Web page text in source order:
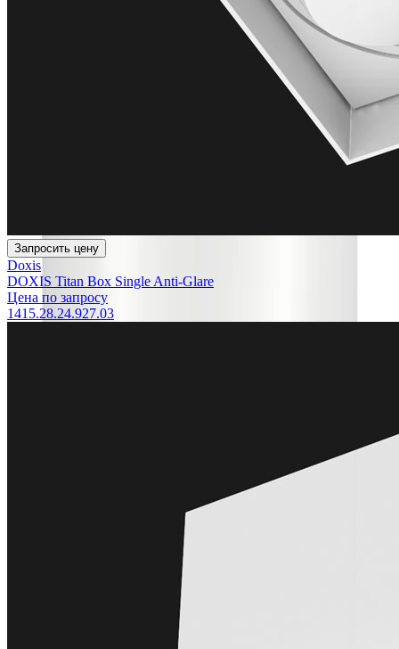
Запросить цену
Doxis
DOXIS Titan Box Single Anti-Glare
Цена по запросу
1415.28.24.927.03